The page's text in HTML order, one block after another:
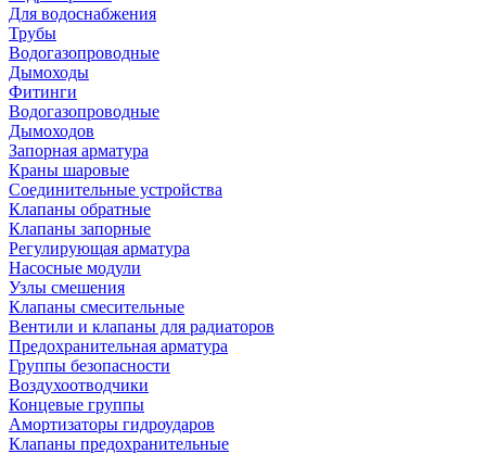
Для водоснабжения
Трубы
Водогазопроводные
Дымоходы
Фитинги
Водогазопроводные
Дымоходов
Запорная арматура
Краны шаровые
Соединительные устройства
Клапаны обратные
Клапаны запорные
Регулирующая арматура
Насосные модули
Узлы смешения
Клапаны смесительные
Вентили и клапаны для радиаторов
Предохранительная арматура
Группы безопасности
Воздухоотводчики
Концевые группы
Амортизаторы гидроударов
Клапаны предохранительные